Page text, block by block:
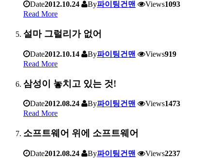
Date2012.10.24 By파이팅건맨 Views1093
Read More
설마 그럴리가 없어
Date2012.10.14 By파이팅건맨 Views919
Read More
삼성이 놓치고 있는 것!
Date2012.08.24 By파이팅건맨 Views1473
Read More
소프트웨어 위에 소프트웨어
Date2012.08.24 By파이팅건맨 Views2237